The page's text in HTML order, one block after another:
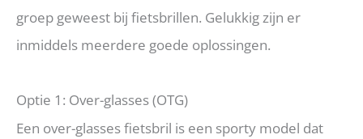
groep geweest bij fietsbrillen. Gelukkig zijn er
inmiddels meerdere goede oplossingen.
Optie 1: Over-glasses (OTG)
Een over-glasses fietsbril is een sporty model dat